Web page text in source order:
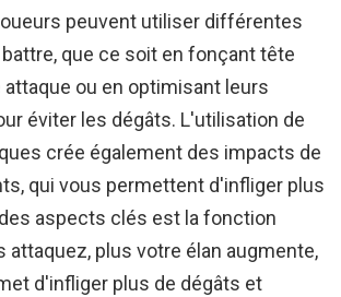
peuvent utiliser différentes
que ce soit en fonçant tête
attaque ou en optimisant leurs
éviter les dégâts. L'utilisation de
crée également des impacts de
qui vous permettent d'infliger plus
aspects clés est la fonction
attaquez, plus votre élan augmente,
d'infliger plus de dégâts et